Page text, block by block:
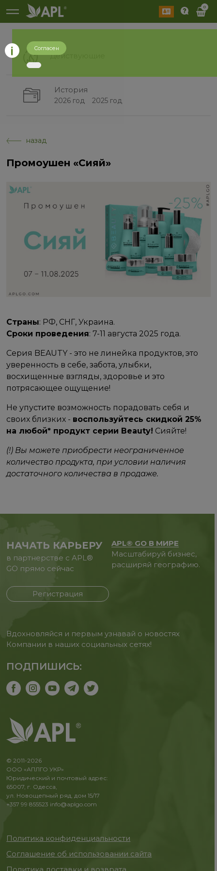
0
Действующие
История
2026 год 2025 год
назад
Промоушен «Сияй»
Страны: РФ, СНГ, Украина.
Сроки проведения: 7-11 августа 2025 года.
Серия BEAUTY - это не линейка продуктов, это
уверенность в себе, забота, улыбки,
восхищенные взгляды, здоровье и это
потрясающее ощущение!
Не упустите возможность порадовать себя и
своих близких - воспользуйтесь скидкой 25%
на любой* продукт серии Beauty! Сияйте!
(!) Вы можете приобрести неограниченное
количество продукта, при условии наличия
достаточного количества в продаже.
НАЧАТЬ КАРЬЕРУ
в партнерстве с APL®
GO прямо сейчас
Регистрация
APL® GO В МИРЕ
Масштабируй бизнес,
расширяй географию.
Вдохновляйся и первым узнавай о новостях
Компании в наших социальных сетях!
ПОДПИШИСЬ:
© 2011-2026
ООО «АПЛГО УКР»
Юридический и почтовый адрес:
65007, г. Одесса,
ул. Новощепный ряд, дом 15/17
+357 99 855523 info@aplgo.com
Политика конфиденциальности
Соглашение об использовании сайта
Согласен